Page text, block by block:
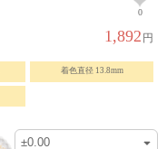
0
1,892 円
着色直径 13.8mm